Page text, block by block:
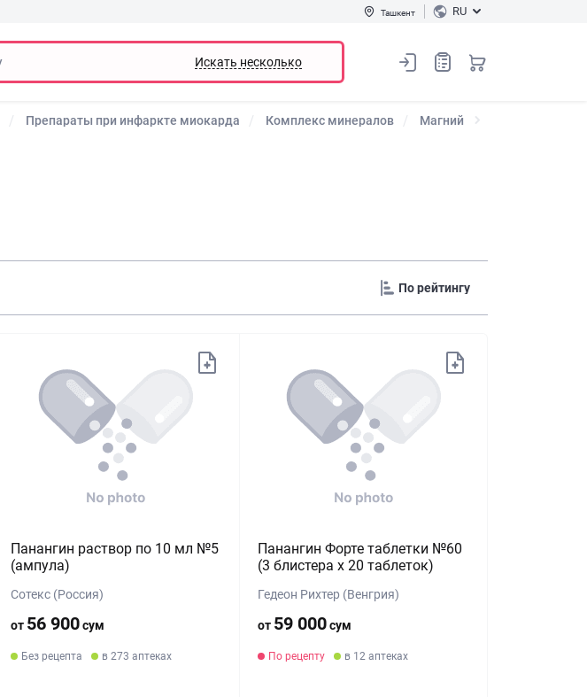
Ташкент RU
Искать несколько
Препараты при инфаркте миокарда Комплекс минералов Магний
Панангин раствор по 10 мл №5
(ампула)
Сотекс (Россия)
от 56 900сум
Без рецепта в 273 аптеках
Панангин Форте таблетки №60
(3 блистера х 20 таблеток)
Гедеон Рихтер (Венгрия)
от 59 000сум
По рецепту в 12 аптеках